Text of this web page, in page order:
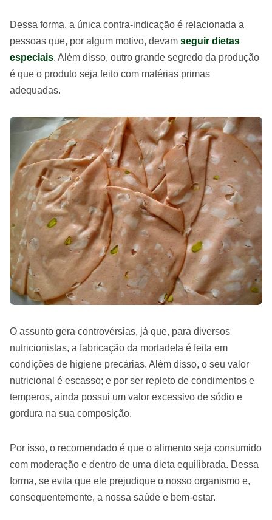
Dessa forma, a única contra-indicação é relacionada a
pessoas que, por algum motivo, devam seguir dietas
especiais. Além disso, outro grande segredo da produção
é que o produto seja feito com matérias primas
adequadas.
O assunto gera controvérsias, já que, para diversos
nutricionistas, a fabricação da mortadela é feita em
condições de higiene precárias. Além disso, o seu valor
nutricional é escasso; e por ser repleto de condimentos e
temperos, ainda possui um valor excessivo de sódio e
gordura na sua composição.
Por isso, o recomendado é que o alimento seja consumido
com moderação e dentro de uma dieta equilibrada. Dessa
forma, se evita que ele prejudique o nosso organismo e,
consequentemente, a nossa saúde e bem-estar.